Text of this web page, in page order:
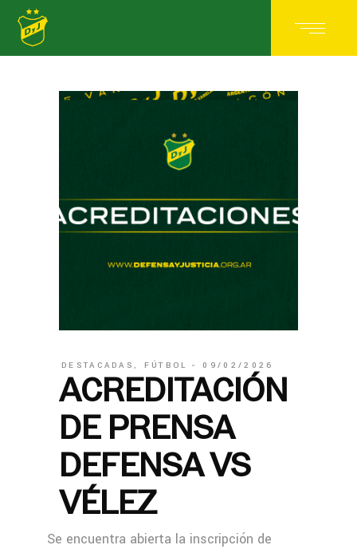
DESTACADAS, FÚTBOL 09/02/2026
ACREDITACIÓN
DE PRENSA
DEFENSA VS
VÉLEZ
Se encuentra abierta la inscripción de